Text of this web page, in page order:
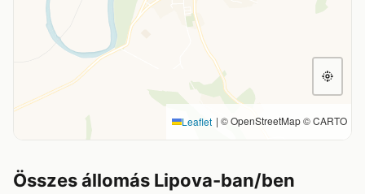
Leaflet | © OpenStreetMap © CARTO
Összes állomás Lipova-ban/ben